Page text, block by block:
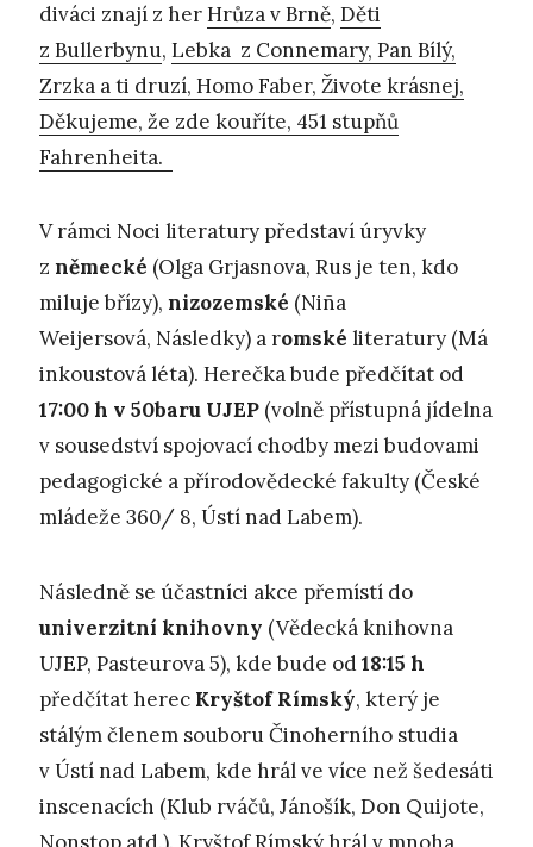
diváci znají z herHrůza v Brně, Děti
z Bullerbynu, Lebka z Connemary, Pan Bílý,
Zrzka a ti druzí, Homo Faber, Živote krásnej,
Děkujeme, že zde kouříte, 451 stupňů
Fahrenheita.
V rámci Noci literatury představí úryvky
z německé (Olga Grjasnova, Rus je ten, kdo
miluje břízy), nizozemské (Niña
Weijersová, Následky) a romské literatury (Má
inkoustová léta). Herečka bude předčítat od
17:00 h v 50baru UJEP (volně přístupná jídelna
v sousedství spojovací chodby mezi budovami
pedagogické a přírodovědecké fakulty (České
mládeže 360/ 8, Ústí nad Labem).
Následně se účastníci akce přemístí do
univerzitní knihovny (Vědecká knihovna
UJEP, Pasteurova 5), kde bude od18:15 h
předčítat herec Kryštof Rímský, který je
stálým členem souboru Činoherního studia
v Ústí nad Labem, kde hrál ve více než šedesáti
inscenacích (Klub rváčů, Jánošík, Don Quijote,
Nonstop atd.). Kryštof Rímský hrál v mnoha